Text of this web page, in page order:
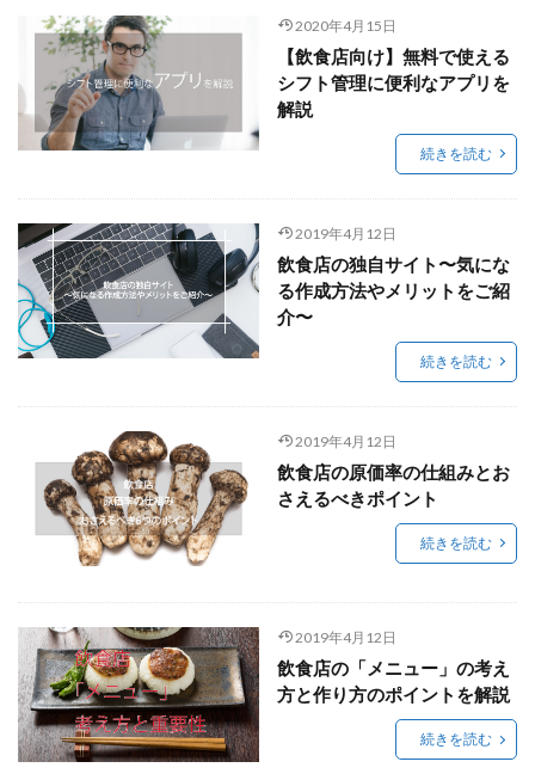
2020年4月15日
【飲食店向け】無料で使える
シフト管理に便利なアプリを
解説
続きを読む
2019年4月12日
飲食店の独自サイト〜気にな
る作成方法やメリットをご紹
介〜
続きを読む
2019年4月12日
飲食店の原価率の仕組みとお
さえるべきポイント
続きを読む
2019年4月12日
飲食店の「メニュー」の考え
方と作り方のポイントを解説
続きを読む